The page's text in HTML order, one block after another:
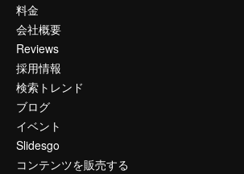
料金
会社概要
Reviews
採用情報
検索トレンド
ブログ
イベント
Slidesgo
コンテンツを販売する